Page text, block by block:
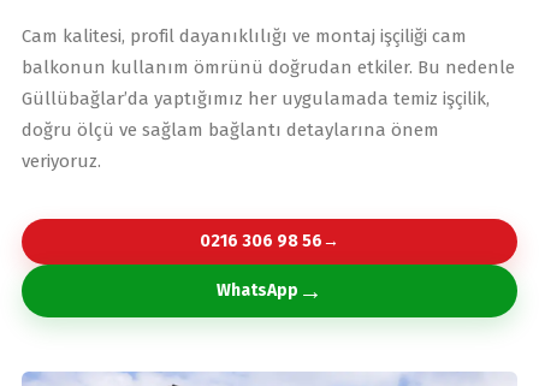
Cam kalitesi, profil dayanıklılığı ve montaj işçiliği cam
balkonun kullanım ömrünü doğrudan etkiler. Bu nedenle
Güllübağlar’da yaptığımız her uygulamada temiz işçilik,
doğru ölçü ve sağlam bağlantı detaylarına önem
veriyoruz.
0216 306 98 56→
WhatsApp →